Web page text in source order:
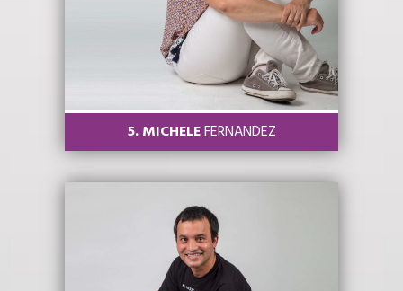
5. MICHELEFERNANDEZ